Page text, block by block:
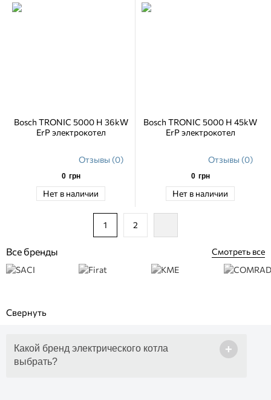
Bosch TRONIC 5000 H 36kW
ErP электрокотел
Отзывы (0)
0 грн
Нет в наличии
Bosch TRONIC 5000 H 45kW
ErP электрокотел
Отзывы (0)
0 грн
Нет в наличии
1 2
Все бренды Смотреть все
+
Какой бренд электрического котла
выбрать?